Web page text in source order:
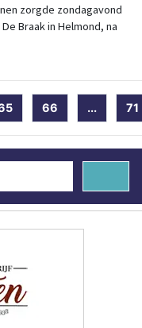
zorgde zondagavond
Braak in Helmond, na
66 ... 71